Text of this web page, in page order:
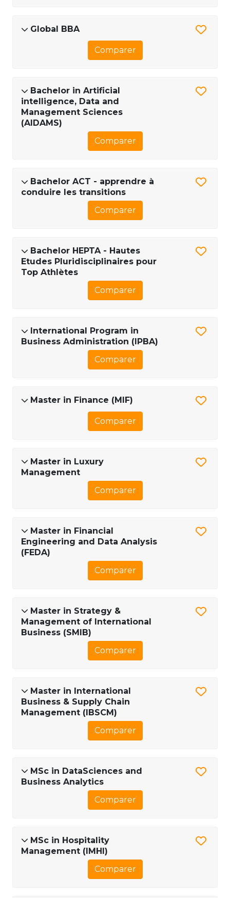
Global BBA
Comparer
Bachelor in Artificial
intelligence, Data and
Management Sciences
(AIDAMS)
Comparer
Bachelor ACT - apprendre à
conduire les transitions
Comparer
Bachelor HEPTA - Hautes
Etudes Pluridisciplinaires pour
Top Athlètes
Comparer
International Program in
Business Administration (IPBA)
Comparer
Master in Finance (MIF)
Comparer
Master in Luxury
Management
Comparer
Master in Financial
Engineering and Data Analysis
(FEDA)
Comparer
Master in Strategy &
Management of International
Business (SMIB)
Comparer
Master in International
Business & Supply Chain
Management (IBSCM)
Comparer
MSc in DataSciences and
Business Analytics
Comparer
MSc in Hospitality
Management (IMHI)
Comparer